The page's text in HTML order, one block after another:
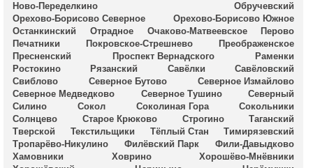
Ново-Переделкино
Обручевский
Орехово-Борисово Северное
Орехово-Борисово Южное
Останкинский
Отрадное Очаково-Матвеевское
Перово
Печатники
Покровское-Стрешнево
Преображенское
Пресненский
Проспект Вернадского
Раменки
Ростокино
Рязанский Савёлки
Савёловский
Свиблово
Северное Бутово
Северное Измайлово
Северное Медведково
Северное Тушино
Северный
Силино
Сокол Соколиная Гора
Сокольники
Солнцево
Старое Крюково Строгино
Таганский
Тверской
Текстильщики Тёплый Стан
Тимирязевский
Тропарёво-Никулино
Филёвский Парк
Фили-Давыдково
Хамовники
Ховрино
Хорошёво-Мнёвники